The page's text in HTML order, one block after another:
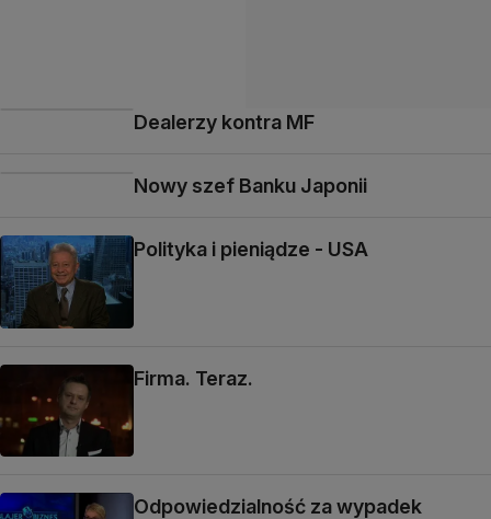
Dealerzy kontra MF
Nowy szef Banku Japonii
Polityka i pieniądze - USA
Firma. Teraz.
Odpowiedzialność za wypadek